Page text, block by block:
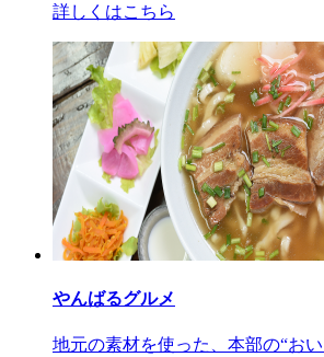
詳しくはこちら
やんばるグルメ
地元の素材を使った、本部の“お